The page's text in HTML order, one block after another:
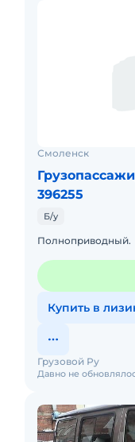
Смоленск
396255
Б/у
Полноприводный.
Купить в
Давно не
Грузовой Ру